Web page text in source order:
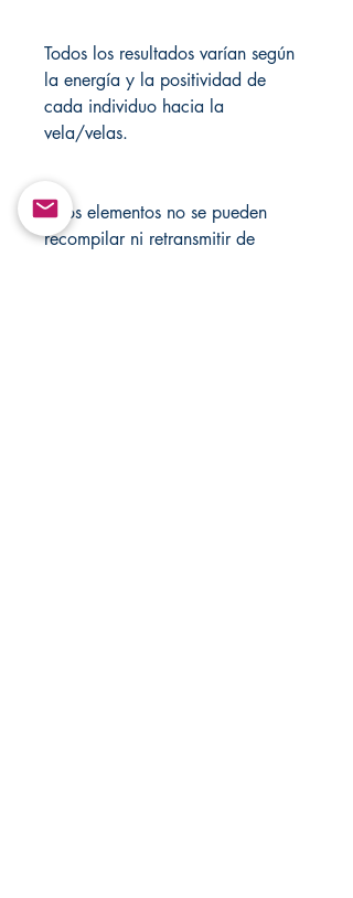
Todos los resultados varían según
la energía y la positividad de
cada individuo hacia la
vela/velas.
Estos elementos no se pueden
recompilar ni retransmitir de